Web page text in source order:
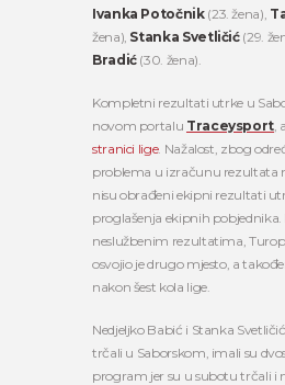
Ivanka Potočnik(23. žena),
žena), Stanka Svetličić (29.
Bradić(30. žena).
Kompletni rezultati utrke u
novom portalu Traceysport
stranici lige. Nažalost, zbog
problema u izračunu rezultata
nisu obrađeni ekipni rezultati
proglašenja ekipnih
neslužbenim rezultatima,
osvojio je drugo mjesto, a
nakon šest kola lige.
Nedjeljko Babić i Stanka
trčali u Saborskom, imali su
program jer su u subotu trčali i